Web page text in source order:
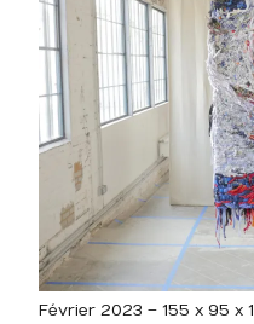
Février 2023 – 155 x 95 x